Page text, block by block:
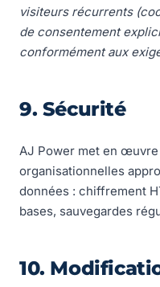
visiteurs récurrents
de consentement
conformément aux
9. Sécurité
AJ Power met en
organisationnelles
données : chiffrement
bases, sauvegardes
10.